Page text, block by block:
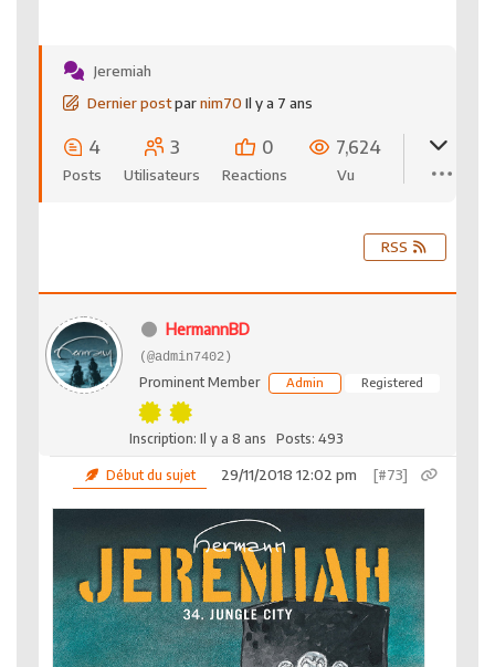
Jeremiah
Dernier postparnim70 Il y a 7 ans
4
Posts
3
Utilisateurs
0
Reactions
7,624
Vu
RSS
HermannBD
(@admin7402)
Prominent Member Admin Registered
Inscription: Il y a 8 ans Posts: 493
Début du sujet 29/11/2018 12:02 pm [#73]